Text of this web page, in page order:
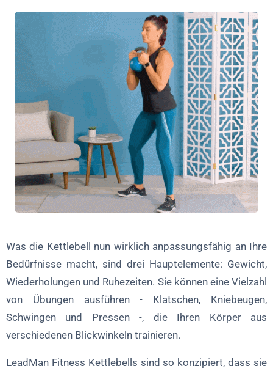
Was die Kettlebell nun wirklich anpassungsfähig an Ihre
Bedürfnisse macht, sind drei Hauptelemente: Gewicht,
Wiederholungen und Ruhezeiten. Sie können eine Vielzahl
von Übungen ausführen - Klatschen, Kniebeugen,
Schwingen und Pressen -, die Ihren Körper aus
verschiedenen Blickwinkeln trainieren.
LeadMan Fitness Kettlebells sind so konzipiert, dass sie